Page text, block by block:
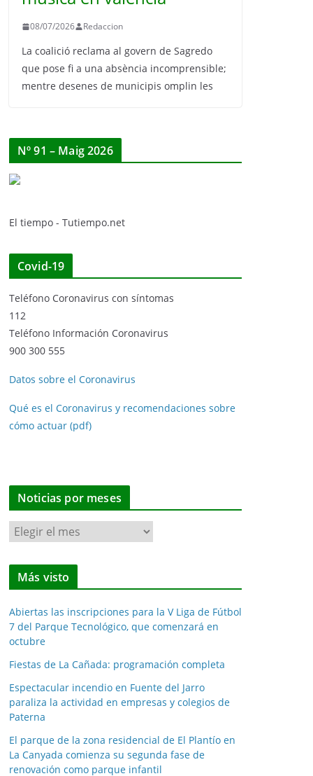
08/07/2026 Redaccion
La coalició reclama al govern de Sagredo
que pose fi a una absència incomprensible;
mentre desenes de municipis omplin les
Nº 91 – Maig 2026
El tiempo - Tutiempo.net
Covid-19
Teléfono Coronavirus con síntomas
112
Teléfono Información Coronavirus
900 300 555
Datos sobre el Coronavirus
Qué es el Coronavirus y recomendaciones sobre
cómo actuar (pdf)
Noticias por meses
N
t
i
a
p
o
r
m
e
s
Más visto
Abiertas las inscripciones para la V Liga de Fútbol
7 del Parque Tecnológico, que comenzará en
octubre
Fiestas de La Cañada: programación completa
Espectacular incendio en Fuente del Jarro
paraliza la actividad en empresas y colegios de
Paterna
El parque de la zona residencial de El Plantío en
La Canyada comienza su segunda fase de
renovación como parque infantil